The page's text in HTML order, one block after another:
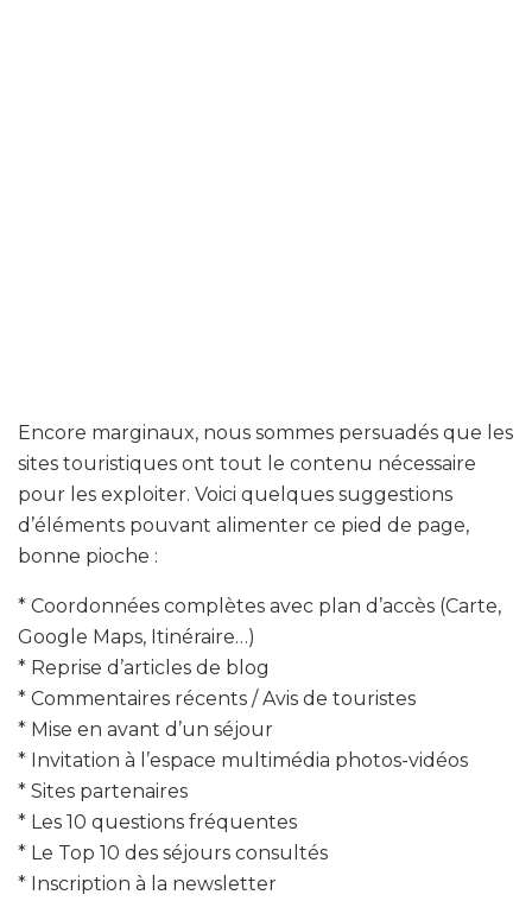
Encore marginaux, nous sommes persuadés que les
sites touristiques ont tout le contenu nécessaire
pour les exploiter. Voici quelques suggestions
d’éléments pouvant alimenter ce pied de page,
bonne pioche :
* Coordonnées complètes avec plan d’accès (Carte,
Google Maps, Itinéraire…)
* Reprise d’articles de blog
* Commentaires récents / Avis de touristes
* Mise en avant d’un séjour
* Invitation à l’espace multimédia photos-vidéos
* Sites partenaires
* Les 10 questions fréquentes
* Le Top 10 des séjours consultés
* Inscription à la newsletter